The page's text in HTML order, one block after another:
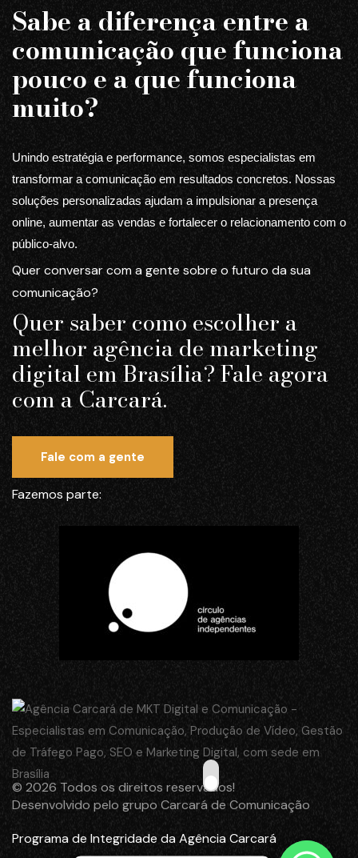
Sabe a diferença entre a
comunicação que funciona
pouco e a que funciona
muito?
Unindo estratégia e performance, somos especialistas em
transformar a comunicação em resultados concretos. Nossas
soluções personalizadas ajudam a impulsionar a presença
online, aumentar as vendas e fortalecer o relacionamento com o
público-alvo.
Quer conversar com a gente sobre o futuro da sua
comunicação?
Quer saber como escolher a
melhor agência de marketing
digital em Brasília? Fale agora
com a Carcará.
Fale com a gente
Fazemos parte:
© 2026 Todos os direitos reservados!
Desenvolvido pelo grupo Carcará de Comunicação
Programa de Integridade da Agência Carcará